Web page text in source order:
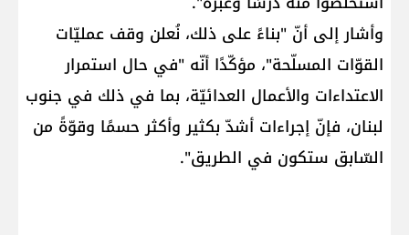
وأشار إلى أنّ "بناءً على ذلك، نُعلن وقف عمليّات
القوّات المسلّحة"، مؤكّدًا أنّه "في حال استمرار
الاعتداءات والأعمال العدائيّة، بما في ذلك في جنوب
لبنان، فإنّ إجراءات أشدّ بكثير وأكثر حسمًا وقوّةً من
السّابق ستكون في الطريق".